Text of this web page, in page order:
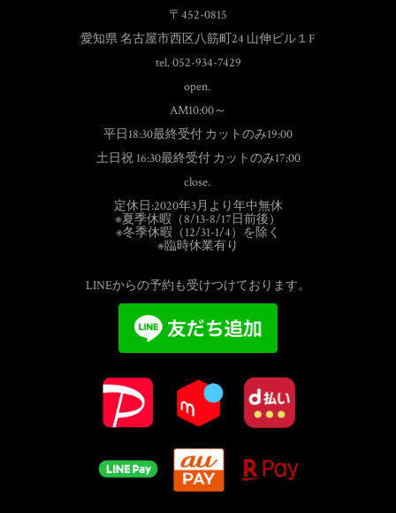
〒452-0815
愛知県 名古屋市西区八筋町24 山伸ビル１F
tel. 052-934-7429
open.
AM10:00～
平日18:30最終受付 カットのみ19:00
土日祝 16:30最終受付 カットのみ17:00
close.
定休日:2020年3月より年中無休
※夏季休暇（8/13-8/17日前後）
※冬季休暇（12/31-1/4）を除く
※臨時休業有り
LINEからの予約も受けつけております。